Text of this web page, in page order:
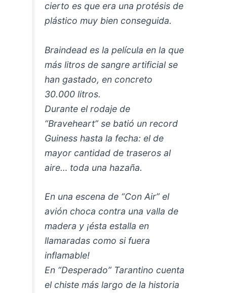
cierto es que era una protésis de
plástico muy bien conseguida.
Braindead es la película en la que
más litros de sangre artificial se
han gastado, en concreto
30.000 litros.
Durante el rodaje de
“Braveheart” se batió un record
Guiness hasta la fecha: el de
mayor cantidad de traseros al
aire… toda una hazaña.
En una escena de “Con Air” el
avión choca contra una valla de
madera y ¡ésta estalla en
llamaradas como si fuera
inflamable!
En “Desperado” Tarantino cuenta
el chiste más largo de la historia